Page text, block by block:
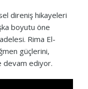
direniş hikayeleri
boyutu öne
Rima El-
güçlerini,
devam ediyor.